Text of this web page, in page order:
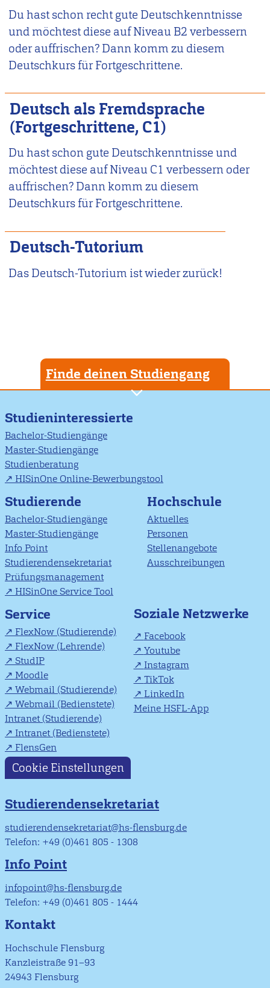
Du hast schon recht gute Deutschkenntnisse
und möchtest diese auf Niveau B2 verbessern
oder auffrischen? Dann komm zu diesem
Deutschkurs für Fortgeschrittene.
Deutsch als Fremdsprache
(Fortgeschrittene, C1)
Du hast schon gute Deutschkenntnisse und
möchtest diese auf Niveau C1 verbessern oder
auffrischen? Dann komm zu diesem
Deutschkurs für Fortgeschrittene.
Deutsch-Tutorium
Das Deutsch-Tutorium ist wieder zurück!
Finde deinen Studiengang
Studieninteressierte
Bachelor-Studiengänge
Master-Studiengänge
Studienberatung
HISinOne Online-Bewerbungstool
Studierende
Bachelor-Studiengänge
Master-Studiengänge
Info Point
Studierendensekretariat
Prüfungsmanagement
HISinOne Service Tool
Hochschule
Aktuelles
Personen
Stellenangebote
Ausschreibungen
Service
FlexNow (Studierende)
FlexNow (Lehrende)
StudIP
Moodle
Webmail (Studierende)
Webmail (Bedienstete)
Intranet (Studierende)
Intranet (Bedienstete)
FlensGen
Soziale Netzwerke
Facebook
Youtube
Instagram
TikTok
LinkedIn
Meine HSFL-App
Cookie Einstellungen
Studierendensekretariat
studierendensekretariat@hs-flensburg.de
Telefon: +49 (0)461 805 - 1308
Info Point
infopoint@hs-flensburg.de
Telefon: +49 (0)461 805 - 1444
Kontakt
Hochschule Flensburg
Kanzleistraße 91–93
24943 Flensburg